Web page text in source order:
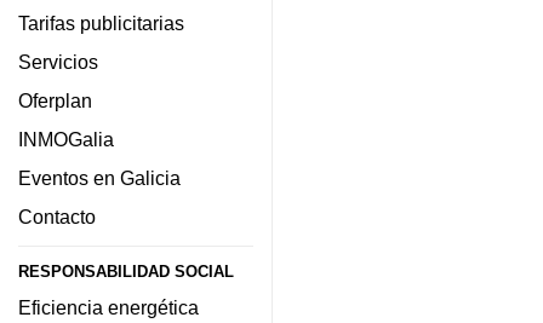
Tarifas publicitarias
Servicios
Oferplan
INMOGalia
Eventos en Galicia
Contacto
RESPONSABILIDAD SOCIAL
Eficiencia energética